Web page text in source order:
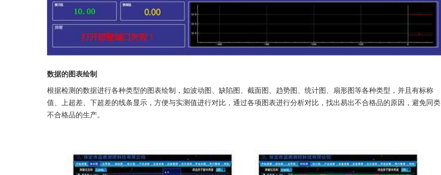
数据的图表绘制
根据检测的数据进行各种类型的图表绘制，如波动图、缺陷图、截面图、趋势图、统计图、扇形图等各种类型，并且有标称
值、上超差、下超差的线条显示，方便与实测值进行对比，通过各项图表进行分析对比，找出易出不合格品的原因，避免同类
不合格品的生产。